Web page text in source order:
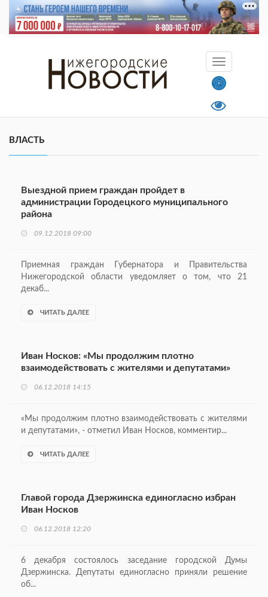
ВЛАСТЬ
Выездной прием граждан пройдет в
администрации Городецкого муниципального
района
09.12.2018 09:00
Приемная граждан Губернатора и Правительства
Нижегородской области уведомляет о том, что 21
декаб...
ЧИТАТЬ ДАЛЕЕ
Иван Носков: «Мы продолжим плотно
взаимодействовать с жителями и депутатами»
06.12.2018 14:15
«Мы продолжим плотно взаимодействовать с жителями
и депутатами», - отметил Иван Носков, комментир...
ЧИТАТЬ ДАЛЕЕ
Главой города Дзержинска единогласно избран
Иван Носков
06.12.2018 12:20
6 декабря состоялось заседание городской Думы
Дзержинска. Депутаты единогласно приняли решение
об...